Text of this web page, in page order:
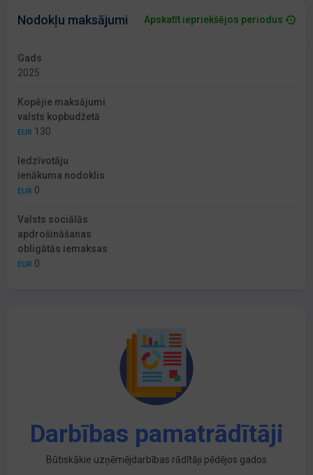
Nodokļu maksājumi Apskatīt iepriekšējos periodus
Gads
2025
Kopējie maksājumi
valsts kopbudžetā
EUR 130
Iedzīvotāju
ienākuma nodoklis
EUR 0
Valsts sociālās
apdrošināšanas
obligātās iemaksas
EUR 0
Darbības pamatrādītāji
Būtiskākie uzņēmējdarbības rādītāji pēdējos gados